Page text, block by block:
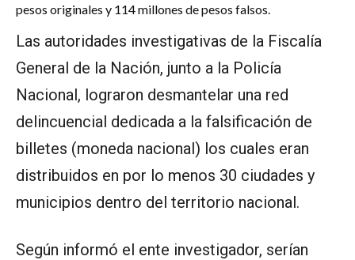
pesos originales y 114 millones de pesos falsos.
Las autoridades investigativas de la Fiscalía
General de la Nación, junto a la Policía
Nacional, lograron desmantelar una red
delincuencial dedicada a la falsificación de
billetes (moneda nacional) los cuales eran
distribuidos en por lo menos 30 ciudades y
municipios dentro del territorio nacional.
Según informó el ente investigador, serían